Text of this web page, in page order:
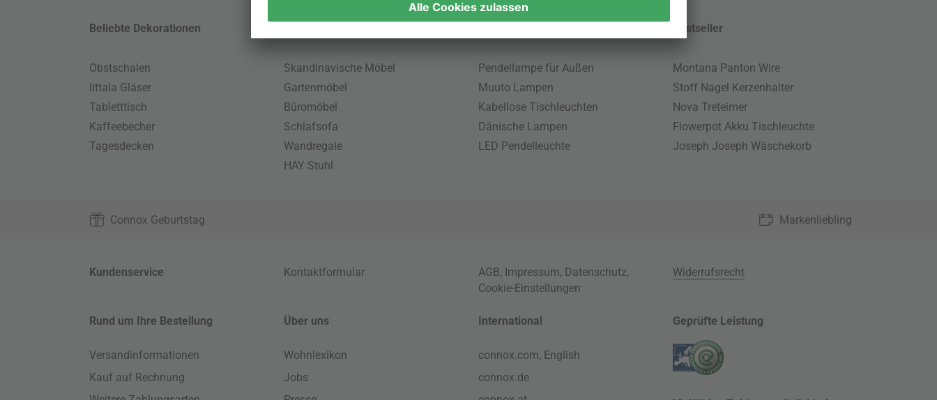
Beliebte Dekorationen
Obstschalen
Iittala Gläser
Tabletttisch
Kaffeebecher
Tagesdecken
Skandinavische Möbel
Gartenmöbel
Büromöbel
Schlafsofa
Wandregale
HAY Stuhl
Pendellampe für Außen
Muuto Lampen
Kabellose Tischleuchten
Dänische Lampen
LED Pendelleuchte
Bestseller
Montana Panton Wire
Stoff Nagel Kerzenhalter
Nova Treteimer
Flowerpot Akku Tischleuchte
Joseph Joseph Wäschekorb
Connox Geburtstag Markenliebling
Kundenservice Kontaktformular AGB, Impressum, Datenschutz,
Cookie-Einstellungen
Widerrufsrecht
Rund um Ihre Bestellung
Versandinformationen
Kauf auf Rechnung
Über uns
Wohnlexikon
Jobs
International
connox.com, English
connox.de
Geprüfte Leistung